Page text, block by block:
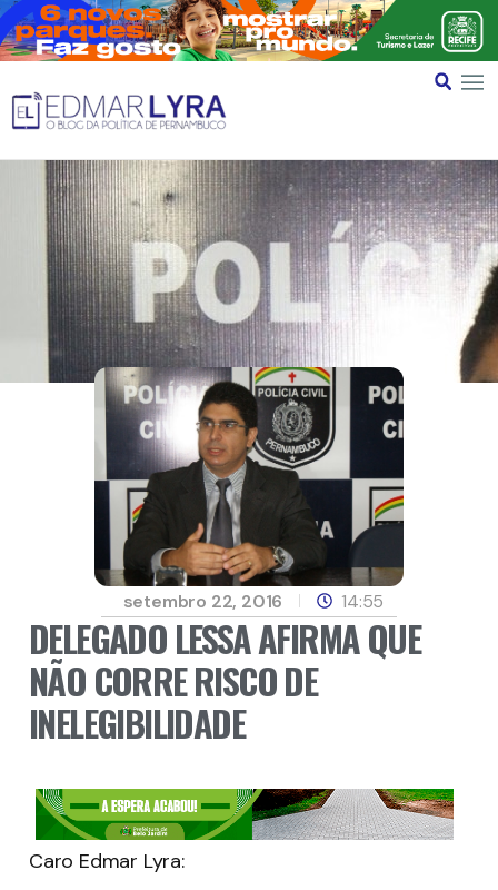
setembro 22, 2016 14:55
DELEGADO LESSA AFIRMA QUE
NÃO CORRE RISCO DE
INELEGIBILIDADE
Caro Edmar Lyra: